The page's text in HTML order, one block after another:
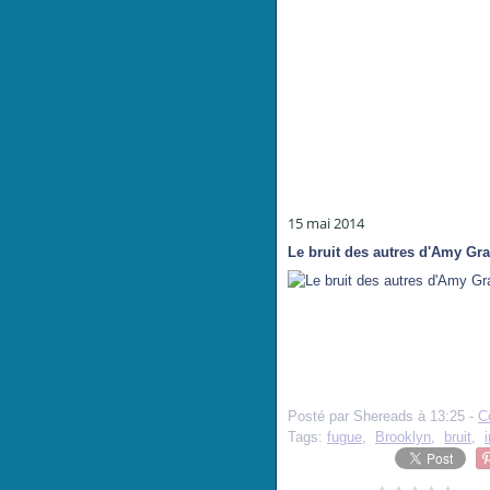
15 mai 2014
Le bruit des autres d'Amy
Posté par Shereads à 13:25 -
Tags: fugue, Brooklyn, bruit,